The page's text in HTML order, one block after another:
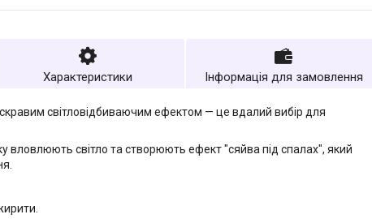
Характеристики Інформація для замовлення
світловідбиваючим ефектом — це вдалий вибір для
вловлюють світло та створюють ефект "сяйва під спалах", який